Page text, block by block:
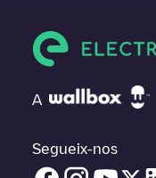
A
Segueix-nos